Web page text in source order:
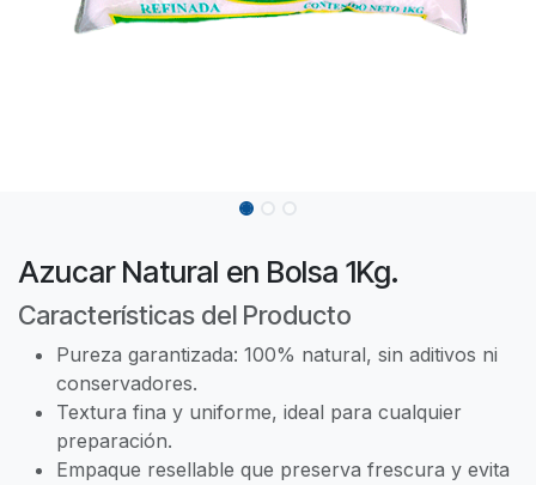
Azucar Natural en Bolsa 1Kg.
Características del Producto
Pureza garantizada: 100% natural, sin aditivos ni
conservadores.
Textura fina y uniforme, ideal para cualquier
preparación.
Empaque resellable que preserva frescura y evita